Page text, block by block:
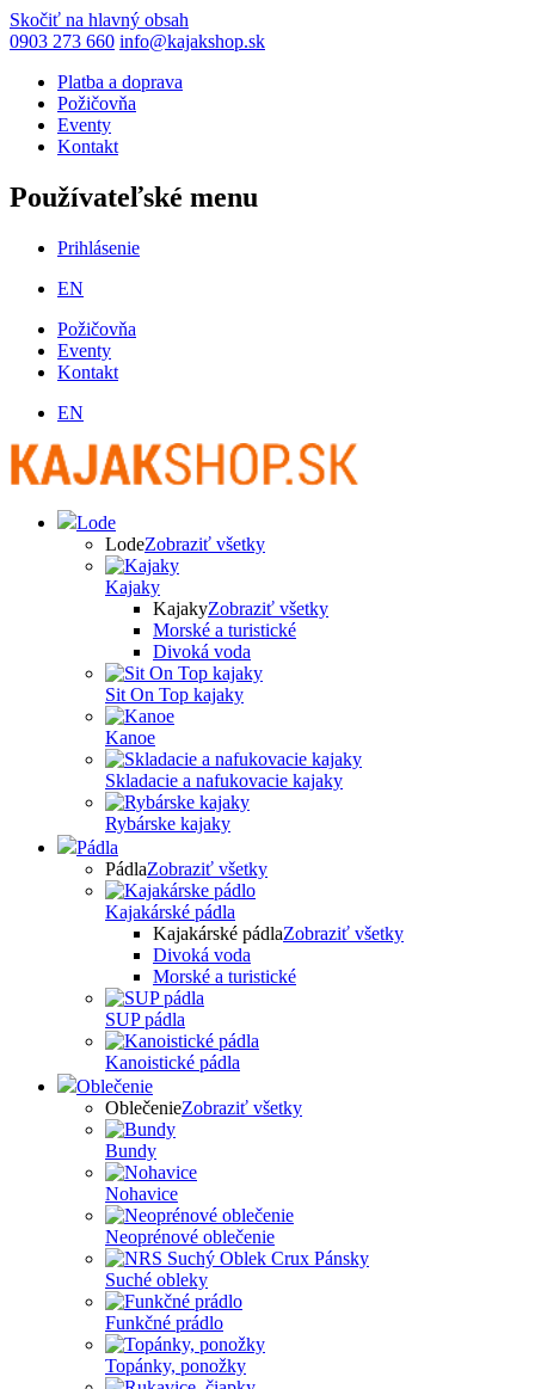
Skočiť na hlavný obsah
0903 273 660 info@kajakshop.sk
Platba a doprava
Požičovňa
Eventy
Kontakt
Používateľské menu
Prihlásenie
EN
Požičovňa
Eventy
Kontakt
EN
Lode
LodeZobraziť všetky
Kajaky
KajakyZobraziť všetky
Morské a turistické
Divoká voda
Sit On Top kajaky
Kanoe
Skladacie a nafukovacie kajaky
Rybárske kajaky
Pádla
PádlaZobraziť všetky
Kajakárské pádla
Kajakárské pádlaZobraziť všetky
Divoká voda
Morské a turistické
SUP pádla
Kanoistické pádla
Oblečenie
OblečenieZobraziť všetky
Bundy
Nohavice
Neoprénové oblečenie
Suché obleky
Funkčné prádlo
Topánky, ponožky